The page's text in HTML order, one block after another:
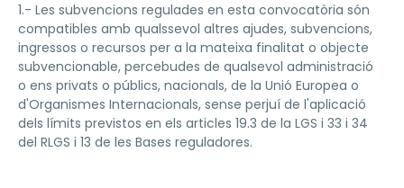
1.- Les subvencions regulades en esta convocatòria són
compatibles amb qualssevol altres ajudes, subvencions,
ingressos o recursos per a la mateixa finalitat o objecte
subvencionable, percebudes de qualsevol administració
o ens privats o públics, nacionals, de la Unió Europea o
d'Organismes Internacionals, sense perjuí de l'aplicació
dels límits previstos en els articles 19.3 de la LGS i 33 i 34
del RLGS i 13 de les Bases reguladores.